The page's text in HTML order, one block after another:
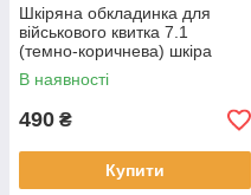
Шкіряна обкладинка для
військового квитка 7.1
(темно-коричнева) шкіра
Crazy Horse
В наявності
490 ₴
Купити